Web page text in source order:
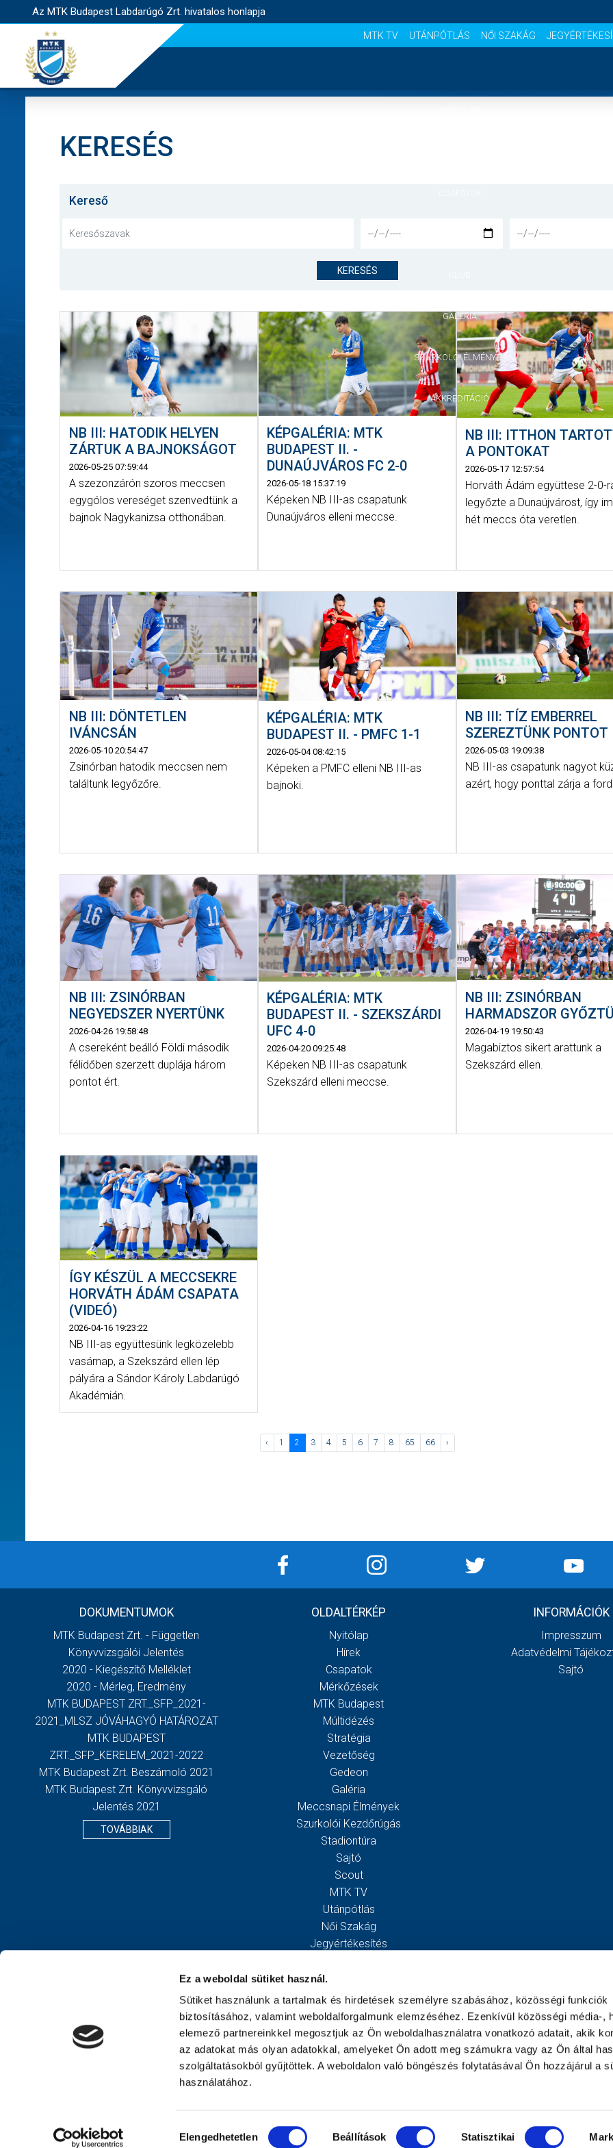
Ez a weboldal sütiket használ.
Sütiket használunk a tartalmak és hirdetések személyre szabásához, közösségi funkciók
biztosításához, valamint weboldalforgalmunk elemzéséhez. Ezenkívül közösségi média-,
elemező partnereinkkel megosztjuk az Ön weboldalhasználatra vonatkozó adatait, akik
az adatokat más olyan adatokkal, amelyeket Ön adott meg számukra vagy az Ön által
szolgáltatásokból gyűjtöttek. A weboldalon való böngészés folytatásával Ön hozzájárul a
használatához.
kiválasztása
Elengedhetetlen Beállítások Statisztikai
Az MTK Budapest Labdarúgó Zrt. hivatalos honlapja
MTK TV UTÁNPÓTLÁS NŐI SZAKÁG
MÉRKŐZÉSEK
GALÉRIA
SZURKOLÓI ÉLMÉNYEK
AKKREDITÁCIÓ
KERESÉS
Kereső
KERESÉS
NB III: HATODIK HELYEN
ZÁRTUK A BAJNOKSÁGOT
2026-05-25 07:59:44
A szezonzárón szoros meccsen
egygólos vereséget szenvedtünk a
bajnok Nagykanizsa otthonában.
KÉPGALÉRIA: MTK
BUDAPEST II. -
DUNAÚJVÁROS FC 2-0
2026-05-18 15:37:19
Képeken NB III-as csapatunk
Dunaújváros elleni meccse.
NB III: ITTHON
A PONTOKAT
2026-05-17 12:57:54
Horváth Ádám együttese 2-0-
legyőzte a Dunaújvárost, így
hét meccs óta veretlen.
NB III: DÖNTETLEN
IVÁNCSÁN
2026-05-10 20:54:47
Zsinórban hatodik meccsen nem
találtunk legyőzőre.
KÉPGALÉRIA: MTK
BUDAPEST II. - PMFC 1-1
2026-05-04 08:42:15
Képeken a PMFC elleni NB III-as
bajnoki.
NB III: TÍZ EMBERREL
SZEREZTÜNK PONTOT
2026-05-03 19:09:38
NB III-as csapatunk nagyot
azért, hogy ponttal zárja a
NB III: ZSINÓRBAN
NEGYEDSZER NYERTÜNK
2026-04-26 19:58:48
A csereként beálló Földi második
félidőben szerzett duplája három
pontot ért.
KÉPGALÉRIA: MTK
BUDAPEST II. - SZEKSZÁRDI
UFC 4-0
2026-04-20 09:25:48
Képeken NB III-as csapatunk
Szekszárd elleni meccse.
NB III: ZSINÓRBAN
HARMADSZOR
2026-04-19 19:50:43
Magabiztos sikert arattunk a
Szekszárd ellen.
ÍGY KÉSZÜL A MECCSEKRE
HORVÁTH ÁDÁM CSAPATA
(VIDEÓ)
2026-04-16 19:23:22
NB III-as együttesünk legközelebb
vasárnap, a Szekszárd ellen lép
pályára a Sándor Károly Labdarúgó
Akadémián.
‹ 1 2 3 4 5 6 7 8 65 66 ›
DOKUMENTUMOK
MTK Budapest Zrt. - Független
Könyvvizsgálói Jelentés
2020 - Kiegészítő Melléklet
2020 - Mérleg, Eredmény
MTK BUDAPEST ZRT._SFP_2021-
2021_MLSZ JÓVÁHAGYÓ HATÁROZAT
MTK BUDAPEST
ZRT._SFP_KERELEM_2021-2022
MTK Budapest Zrt. Beszámoló 2021
MTK Budapest Zrt. Könyvvizsgáló
Jelentés 2021
TOVÁBBIAK
OLDALTÉRKÉP
Nyitólap
Hírek
Csapatok
Mérkőzések
MTK Budapest
Múltidézés
Stratégia
Vezetőség
Gedeon
Galéria
Meccsnapi Élmények
Szurkolói Kezdőrúgás
Stadiontúra
Sajtó
Scout
MTK TV
Utánpótlás
Női Szakág
Jegyértékesítés
Egyesület
Kapcsolat
INFORMÁCIÓK
Impresszum
Adatvédelmi
Sajtó